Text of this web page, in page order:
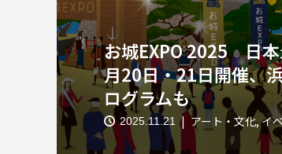
お城EXPO 2025 日本
月20日・21日開催、
ログラムも
2025.11.21 アート・文化,イ